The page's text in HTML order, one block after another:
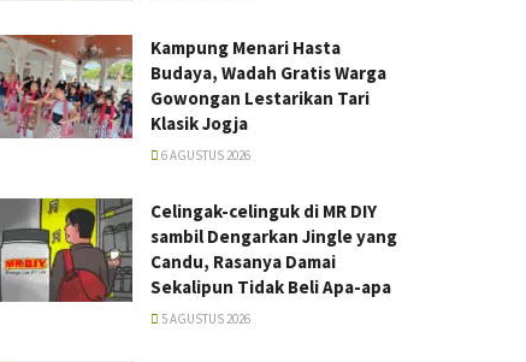
Kampung Menari Hasta
Budaya, Wadah Gratis Warga
Gowongan Lestarikan Tari
Klasik Jogja
6 AGUSTUS 2026
Celingak-celinguk di MR DIY
sambil Dengarkan Jingle yang
Candu, Rasanya Damai
Sekalipun Tidak Beli Apa-apa
5 AGUSTUS 2026